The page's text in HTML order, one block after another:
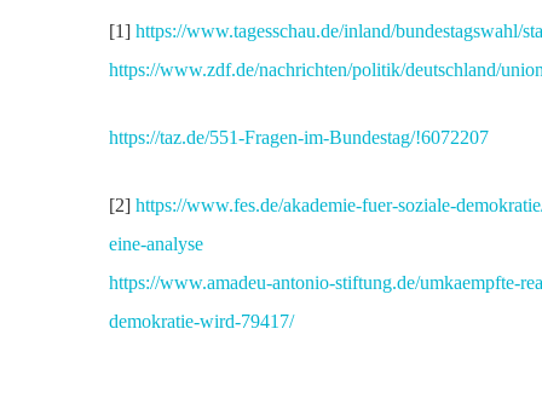
[1] https://www.tagesschau.de/inland/bundestagswahl/
https://www.zdf.de/nachrichten/politik/deutschland/
https://taz.de/551-Fragen-im-Bundestag/!6072207
[2] https://www.fes.de/akademie-fuer-soziale-
eine-analyse
https://www.amadeu-antonio-stiftung.de/umkaempfte-
demokratie-wird-79417/